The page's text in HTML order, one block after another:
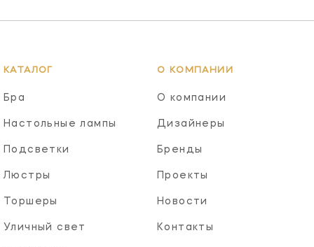
КАТАЛОГ
Бра
Настольные лампы
Подсветки
Люстры
Торшеры
Уличный свет
О КОМПАНИИ
О компании
Дизайнеры
Бренды
Проекты
Новости
Контакты